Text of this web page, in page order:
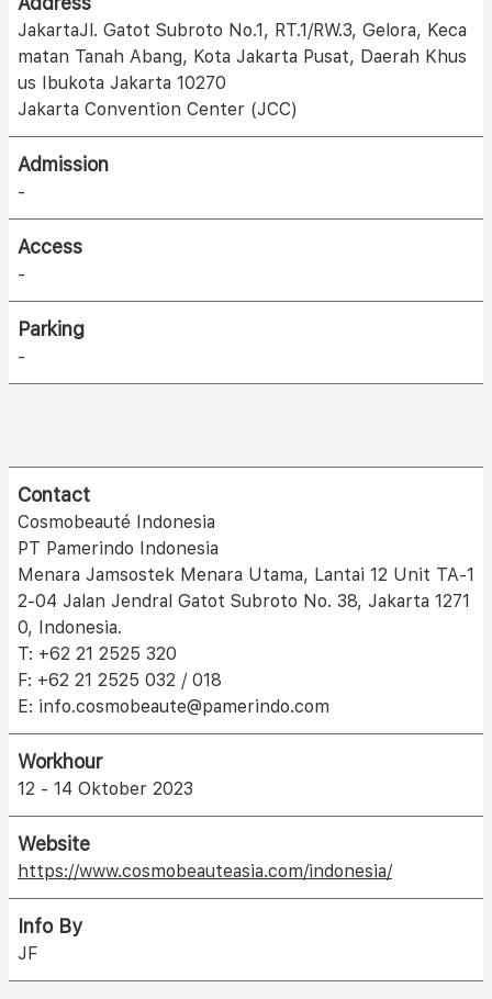
JakartaJl. Gatot Subroto No.1, RT.1/RW.3, Gelora, Keca
matan Tanah Abang, Kota Jakarta Pusat, Daerah Khus
us Ibukota Jakarta 10270
Jakarta Convention Center (JCC)
Admission
-
Access
-
Parking
-
Contact
Cosmobeauté Indonesia
PT Pamerindo Indonesia
Menara Jamsostek Menara Utama, Lantai 12 Unit TA-1
2-04 Jalan Jendral Gatot Subroto No. 38, Jakarta 1271
0, Indonesia.
T: +62 21 2525 320
F: +62 21 2525 032 / 018
E: info.cosmobeaute@pamerindo.com
Workhour
12 - 14 Oktober 2023
Website
https://www.cosmobeauteasia.com/indonesia/
Info By
JF